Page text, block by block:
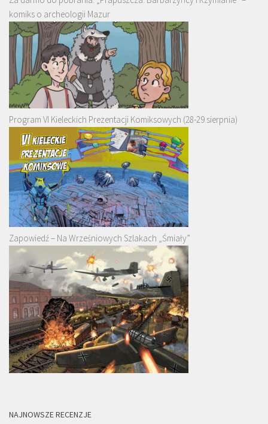
komiks o archeologii Mazur
Program VI Kieleckich Prezentacji Komiksowych (28-29 sierpnia)
Zapowiedź – Na Wrześniowych Szlakach „Śmiały”
NAJNOWSZE RECENZJE